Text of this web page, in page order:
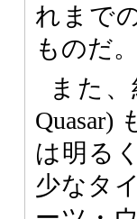
れまで
ものだ。
また
Quasar)
は明る
少なタ